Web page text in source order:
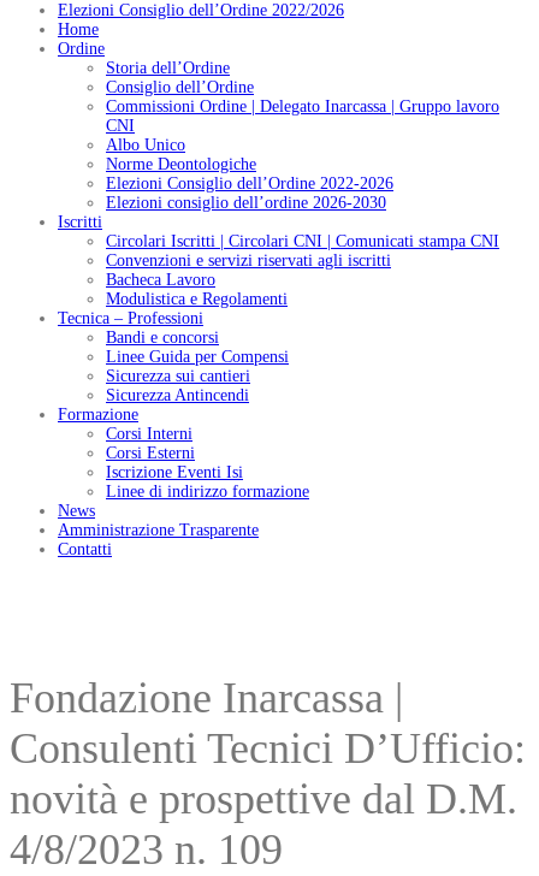
Elezioni Consiglio dell’Ordine 2022/2026
Home
Ordine
Storia dell’Ordine
Consiglio dell’Ordine
Commissioni Ordine | Delegato Inarcassa | Gruppo lavoro
CNI
Albo Unico
Norme Deontologiche
Elezioni Consiglio dell’Ordine 2022-2026
Elezioni consiglio dell’ordine 2026-2030
Iscritti
Circolari Iscritti | Circolari CNI | Comunicati stampa CNI
Convenzioni e servizi riservati agli iscritti
Bacheca Lavoro
Modulistica e Regolamenti
Tecnica – Professioni
Bandi e concorsi
Linee Guida per Compensi
Sicurezza sui cantieri
Sicurezza Antincendi
Formazione
Corsi Interni
Corsi Esterni
Iscrizione Eventi Isi
Linee di indirizzo formazione
News
Amministrazione Trasparente
Contatti
Fondazione Inarcassa |
Consulenti Tecnici D’Ufficio:
novità e prospettive dal D.M.
4/8/2023 n. 109